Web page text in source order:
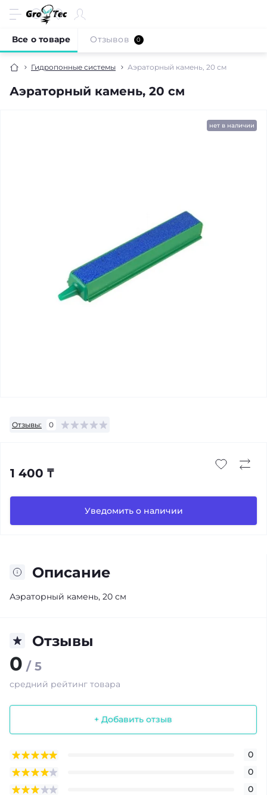
Гидропонные системы Аэраторный камень, 20 см
Аэраторный камень, 20 см
Все о товаре Отзывов 0
нет в наличии
Отзывы: 0
1 400 ₸
Уведомить о наличии
Описание
Аэраторный камень, 20 см
Отзывы
0 / 5
средний рейтинг товара
+ Добавить отзыв
0
0
0